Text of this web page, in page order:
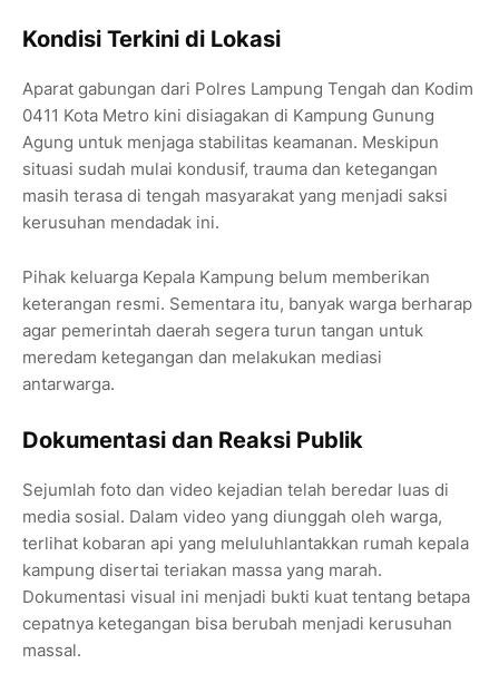
Kondisi Terkini di Lokasi
Aparat gabungan dari Polres Lampung Tengah dan Kodim
0411 Kota Metro kini disiagakan di Kampung Gunung
Agung untuk menjaga stabilitas keamanan. Meskipun
situasi sudah mulai kondusif, trauma dan ketegangan
masih terasa di tengah masyarakat yang menjadi saksi
kerusuhan mendadak ini.
Pihak keluarga Kepala Kampung belum memberikan
keterangan resmi. Sementara itu, banyak warga berharap
agar pemerintah daerah segera turun tangan untuk
meredam ketegangan dan melakukan mediasi
antarwarga.
Dokumentasi dan Reaksi Publik
Sejumlah foto dan video kejadian telah beredar luas di
media sosial. Dalam video yang diunggah oleh warga,
terlihat kobaran api yang meluluhlantakkan rumah kepala
kampung disertai teriakan massa yang marah.
Dokumentasi visual ini menjadi bukti kuat tentang betapa
cepatnya ketegangan bisa berubah menjadi kerusuhan
massal.